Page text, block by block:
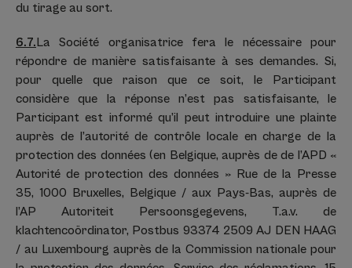
du tirage au sort.
6.7.La Société organisatrice fera le nécessaire pour
répondre de manière satisfaisante à ses demandes. Si,
pour quelle que raison que ce soit, le Participant
considère que la réponse n’est pas satisfaisante, le
Participant est informé qu’il peut introduire une plainte
auprès de l’autorité de contrôle locale en charge de la
protection des données (en Belgique, auprès de de l’APD «
Autorité de protection des données » Rue de la Presse
35, 1000 Bruxelles, Belgique / aux Pays-Bas, auprès de
l’AP Autoriteit Persoonsgegevens, T.a.v. de
klachtencoördinator, Postbus 93374 2509 AJ DEN HAAG
/ au Luxembourg auprès de la Commission nationale pour